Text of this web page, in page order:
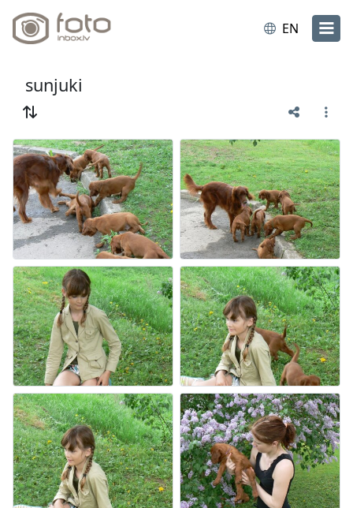
EN
sunjuki